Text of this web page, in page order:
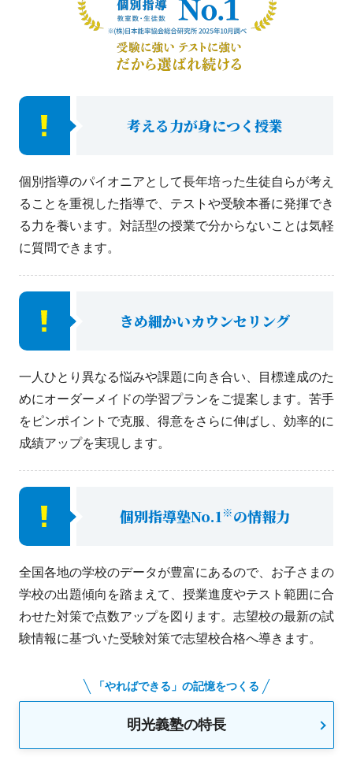
考える力が身につく授業
個別指導のパイオニアとして長年培った生徒自らが考え
ることを重視した指導で、テストや受験本番に発揮でき
る力を養います。対話型の授業で分からないことは気軽
に質問できます。
きめ細かいカウンセリング
一人ひとり異なる悩みや課題に向き合い、目標達成のた
めにオーダーメイドの学習プランをご提案します。苦手
をピンポイントで克服、得意をさらに伸ばし、効率的に
成績アップを実現します。
個別指導塾No.1 ※の情報力
全国各地の学校のデータが豊富にあるので、お子さまの
学校の出題傾向を踏まえて、授業進度やテスト範囲に合
わせた対策で点数アップを図ります。志望校の最新の試
験情報に基づいた受験対策で志望校合格へ導きます。
「やればできる」の記憶をつくる
明光義塾の特長